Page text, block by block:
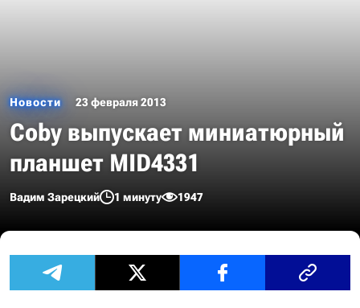
Новости 23 февраля 2013
Coby выпускает миниатюрный
планшет MID4331
Вадим Зарецкий 1 минуту 1947